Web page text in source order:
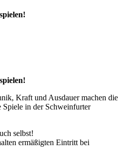
Kraft und Ausdauer machen die
in der Schweinfurter
selbst!
ermäßigten Eintritt bei